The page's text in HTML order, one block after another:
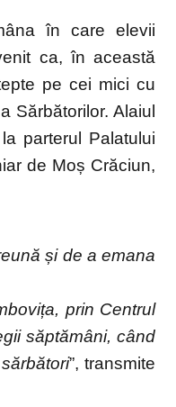
în care elevii
ca, în această
pe cei mici cu
Sărbătorilor. Alaiul
parterul Palatului
de Moș Crăciun,
și de a emana
prin Centrul
săptămâni, când
”, transmite